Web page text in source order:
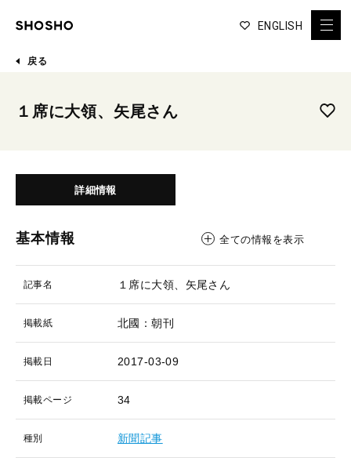
ENGLISH
戻る
１席に大領、矢尾さん
詳細情報
基本情報 全ての情報を表示
記事名 １席に大領、矢尾さん
掲載紙 北國：朝刊
掲載日 2017-03-09
掲載ページ 34
種別 新聞記事